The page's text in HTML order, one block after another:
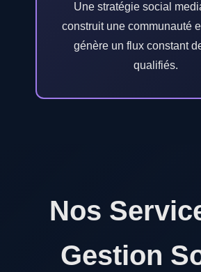
Une stratégie social
construit une communauté
génère un flux constant
qualifiés.
Nos
Gestion